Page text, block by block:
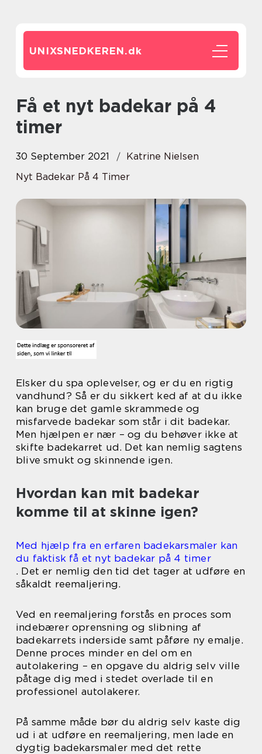
UNIXSNEDKEREN.dk
Få et nyt badekar på 4
timer
30 September 2021
Katrine Nielsen
Nyt Badekar På 4 Timer
Elsker du spa oplevelser, og er du en rigtig
vandhund? Så er du sikkert ked af at du ikke
kan bruge det gamle skrammede og
misfarvede badekar som står i dit badekar.
Men hjælpen er nær – og du behøver ikke at
skifte badekarret ud. Det kan nemlig sagtens
blive smukt og skinnende igen.
Hvordan kan mit badekar
komme til at skinne igen?
Med hjælp fra en erfaren badekarsmaler kan
du faktisk få et nyt badekar på 4 timer
. Det er nemlig den tid det tager at udføre en
såkaldt reemaljering.
Ved en reemaljering forstås en proces som
indebærer oprensning og slibning af
badekarrets inderside samt påføre ny emalje.
Denne proces minder en del om en
autolakering – en opgave du aldrig selv ville
påtage dig med i stedet overlade til en
professionel autolakerer.
På samme måde bør du aldrig selv kaste dig
ud i at udføre en reemaljering, men lade en
dygtig badekarsmaler med det rette